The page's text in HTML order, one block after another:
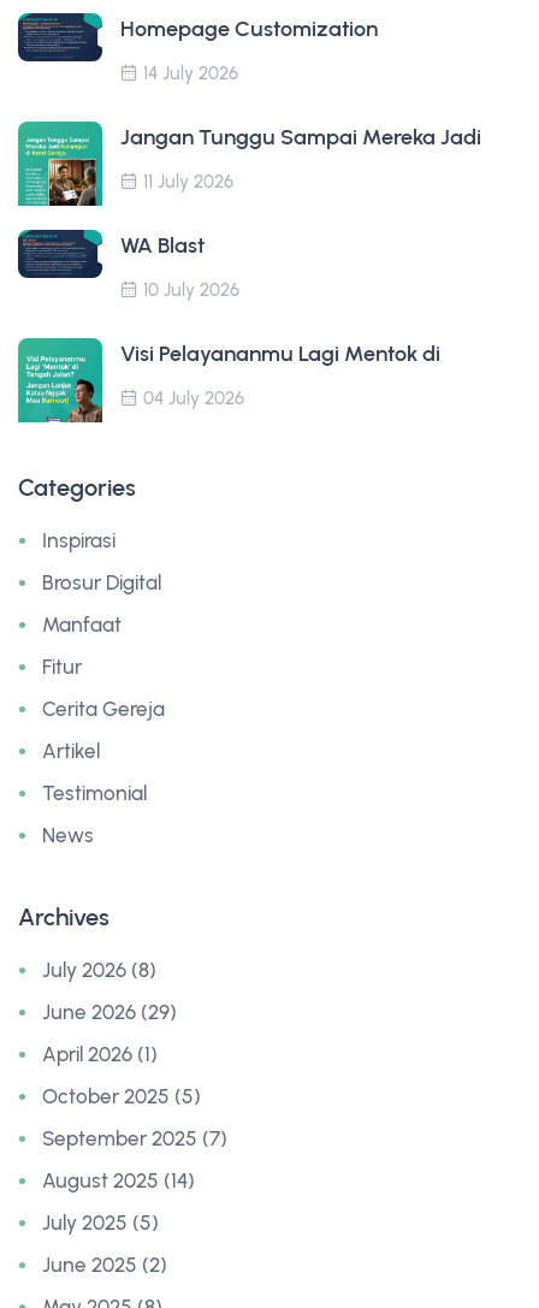
Homepage Customization
14 July 2026
Jangan Tunggu Sampai Mereka Jadi
11 July 2026
WA Blast
10 July 2026
Visi Pelayananmu Lagi Mentok di
04 July 2026
Categories
Inspirasi
Brosur Digital
Manfaat
Fitur
Cerita Gereja
Artikel
Testimonial
News
Archives
July 2026 (8)
June 2026 (29)
April 2026 (1)
October 2025 (5)
September 2025 (7)
August 2025 (14)
July 2025 (5)
June 2025 (2)